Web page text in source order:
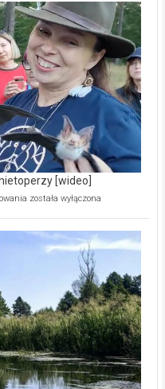
–
prawdziwy
skarb
natury
[wideo]
[wideo]
Ekologiczne
kamerą
wśród
została wyłączona